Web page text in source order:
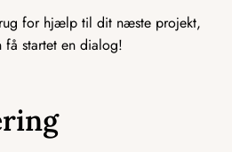
for hjælp til dit næste projekt,
få startet en dialog!